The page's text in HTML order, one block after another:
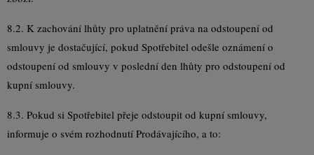
8.2. K zachování lhůty pro uplatnění práva na odstoupení od
smlouvy je dostačující, pokud Spotřebitel odešle oznámení o
odstoupení od smlouvy v poslední den lhůty pro odstoupení od
kupní smlouvy.
8.3. Pokud si Spotřebitel přeje odstoupit od kupní smlouvy,
informuje o svém rozhodnutí Prodávajícího, a to: